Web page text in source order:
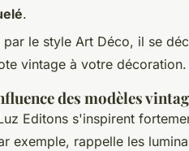
.
par le style Art Déco, il se
vintage à votre décoration.
des modèles
Editons s'inspirent
exemple, rappelle les